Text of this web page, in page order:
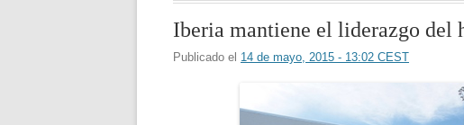
Iberia mantiene el liderazgo del
Publicado el 14 de mayo, 2015 - 13:02 CEST